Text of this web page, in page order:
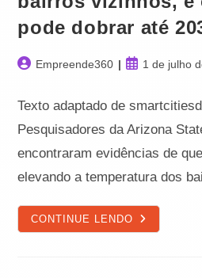
pode dobrar até
AutorEmpreende360
Post1 de julho
Texto adaptado de
Pesquisadores da Arizona
encontraram evidências de
elevando a temperatura dos
CONTINUE LENDO DATA
CENTERS